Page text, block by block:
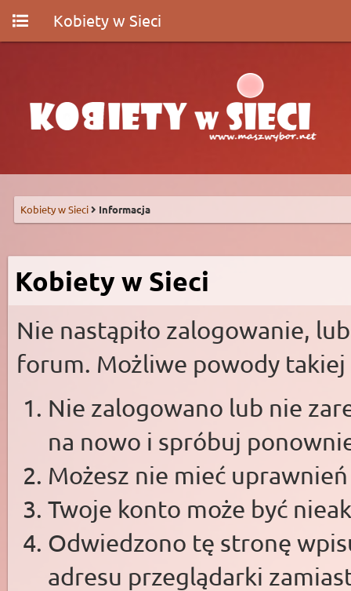
Kobiety w Sieci
Kobiety w Sieci Informacja
Kobiety w Sieci
Nie nastąpiło zalogowanie,
forum. Możliwe powody takiej
Nie zalogowano lub nie
na nowo i spróbuj
Możesz nie mieć
Twoje konto może być
Odwiedzono tę stronę
adresu przeglądarki